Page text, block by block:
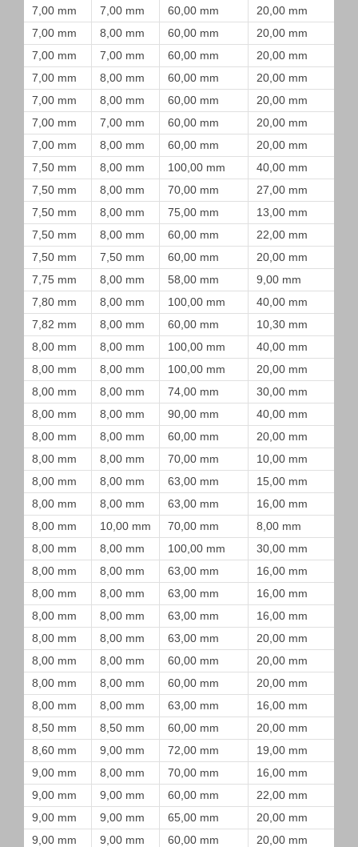
7,00 mm 7,00 mm 60,00 mm
20,00 mm
7,00 mm
8,00 mm 60,00 mm
20,00 mm
7,00 mm
7,00 mm 60,00 mm
20,00 mm
7,00 mm
8,00 mm 60,00 mm
20,00 mm
7,00 mm
8,00 mm 60,00 mm
20,00 mm
7,00 mm
7,00 mm 60,00 mm
20,00 mm
7,00 mm
8,00 mm 60,00 mm
20,00 mm
7,50 mm
8,00 mm 100,00 mm
40,00 mm
7,50 mm
8,00 mm 70,00 mm
27,00 mm
7,50 mm
8,00 mm 75,00 mm
13,00 mm
7,50 mm
8,00 mm 60,00 mm
22,00 mm
7,50 mm
7,50 mm 60,00 mm
20,00 mm
7,75 mm
8,00 mm 58,00 mm
9,00 mm
7,80 mm
8,00 mm 100,00 mm
40,00 mm
7,82 mm
8,00 mm 60,00 mm
10,30 mm
8,00 mm
8,00 mm 100,00 mm
40,00 mm
8,00 mm
8,00 mm 100,00 mm
20,00 mm
8,00 mm
8,00 mm 74,00 mm
30,00 mm
8,00 mm
8,00 mm 90,00 mm
40,00 mm
8,00 mm
8,00 mm 60,00 mm
20,00 mm
8,00 mm
8,00 mm 70,00 mm
10,00 mm
8,00 mm
8,00 mm 63,00 mm
15,00 mm
8,00 mm
8,00 mm 63,00 mm
16,00 mm
8,00 mm
10,00 mm 70,00 mm
8,00 mm
8,00 mm
8,00 mm 100,00 mm
30,00 mm
8,00 mm
8,00 mm 63,00 mm
16,00 mm
8,00 mm
8,00 mm 63,00 mm
16,00 mm
8,00 mm
8,00 mm 63,00 mm
16,00 mm
8,00 mm
8,00 mm 63,00 mm
20,00 mm
8,00 mm
8,00 mm 60,00 mm
20,00 mm
8,00 mm
8,00 mm 60,00 mm
20,00 mm
8,00 mm
8,00 mm 63,00 mm
16,00 mm
8,50 mm
8,50 mm 60,00 mm
20,00 mm
8,60 mm
9,00 mm 72,00 mm
19,00 mm
9,00 mm
8,00 mm 70,00 mm
16,00 mm
9,00 mm
9,00 mm 60,00 mm
22,00 mm
9,00 mm
9,00 mm 65,00 mm
20,00 mm
9,00 mm
9,00 mm 60,00 mm
20,00 mm